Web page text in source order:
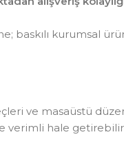
baskılı kurumsal
ve masaüstü
verimli hale